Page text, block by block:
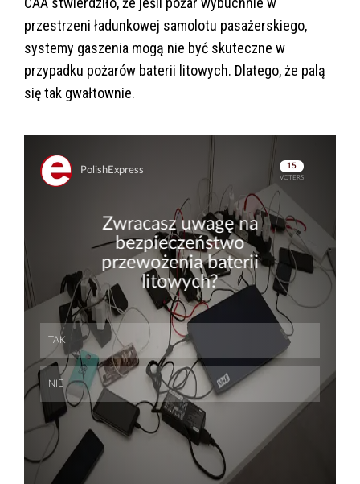
przestrzeni ładunkowej samolotu pasażerskiego,
systemy gaszenia mogą nie być skuteczne w
przypadku pożarów baterii litowych. Dlatego, że palą
się tak gwałtownie.
Skip
Skip